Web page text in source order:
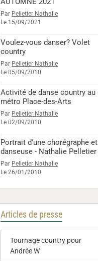
Par Pelletier Nathalie
Le 15/09/2021
Voulez-vous danser? Volet
country
Par Pelletier Nathalie
Le 05/09/2010
Activité de danse country au
métro Place-des-Arts
Par Pelletier Nathalie
Le 02/09/2010
Portrait d'une chorégraphe et
danseuse - Nathalie Pelletier
Par Pelletier Nathalie
Le 26/01/2010
Articles de presse
Tournage country pour
Andrée W